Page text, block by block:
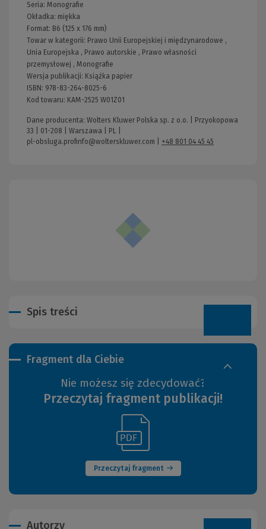
Fragment dla Ciebie
Nie możesz się zdecydować?
Przeczytaj fragment publikacji!
Przeczytaj fragment
(Nowe
okno)
innej
Seria: Monografie
Okładka: miękka
Format: B6 (125 x 176 mm)
Towar w kategorii: Prawo Unii Europejskiej i międzynarodowe ,
Unia Europejska , Prawo autorskie , Prawo własności
przemysłowej , Monografie
Wersja publikacji: Książka papier
ISBN: 978-83-264-8025-6
Kod towaru: KAM-2525 W01Z01
Dane producenta: Wolters Kluwer Polska sp. z o.o. | Przyokopowa
33 | 01-208 | Warszawa | PL |
pl-obsluga.profinfo@wolterskluwer.com
+48 801 04 45 45
Spis treści
Autorzy